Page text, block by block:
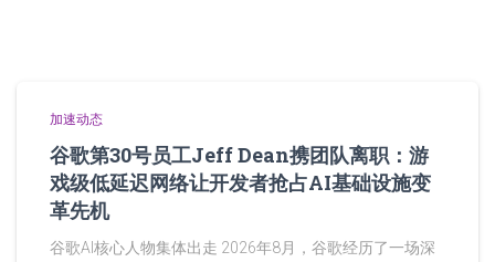
加速动态
谷歌第30号员工Jeff Dean携团队离职：游
戏级低延迟网络让开发者抢占AI基础设施变
革先机
谷歌AI核心人物集体出走 2026年8月，谷歌经历了一场深